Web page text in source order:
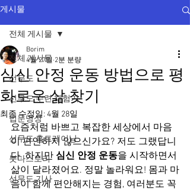
게시물
전체 게시물
선무도
선무도 수련 체험기
법문명상
선무도 홈트레이닝
붓다스토리
선무도 기사
전체 게시물
심신 안정 운동 방법으로 평
화로운 삶 찾기
Borim
4월 27일 2분 분량
최종 수정일: 4월 28일
요즘처럼 바쁘고 복잡한 세상에서 마음
이 편안하지 않으신가요? 저도 그랬답니
다. 하지만 심신 안정 운동을 시작하면서
삶이 달라졌어요. 정말 놀라워요! 몸과 마
음이 함께 편안해지는 경험, 여러분도 꼭